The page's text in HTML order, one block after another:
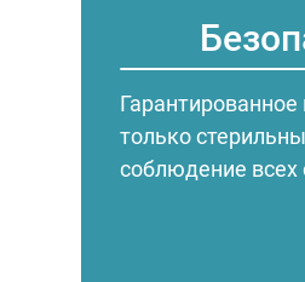
только
соблюдение